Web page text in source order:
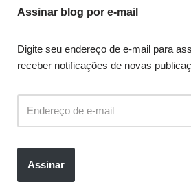
Assinar blog por e-mail
Digite seu endereço de e-mail para
receber notificações de novas
Assinar